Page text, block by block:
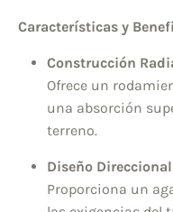
Características y
Construcción
Ofrece un
una absorción
terreno.
Diseño
Proporciona un